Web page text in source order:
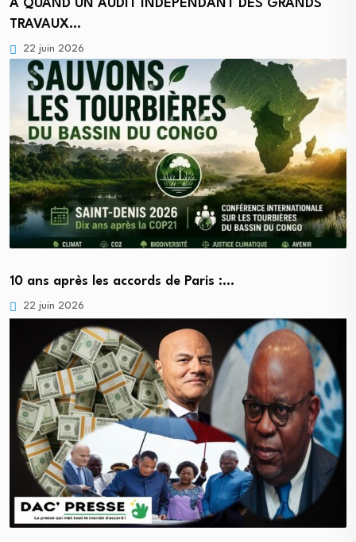
À QUAND UN AUDIT INDÉPENDANT DES GRANDS
TRAVAUX…
22 juin 2026
10 ans après les accords de Paris :…
22 juin 2026